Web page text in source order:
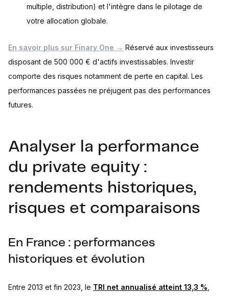
multiple, distribution) et l'intègre dans le pilotage de
votre allocation globale.
En savoir plus sur Finary One → Réservé aux investisseurs
disposant de 500 000 € d'actifs investissables. Investir
comporte des risques notamment de perte en capital. Les
performances passées ne préjugent pas des performances
futures.
Analyser la performance
du private equity :
rendements historiques,
risques et comparaisons
En France : performances
historiques et évolution
Entre 2013 et fin 2023, le TRI net annualisé atteint 13,3 %